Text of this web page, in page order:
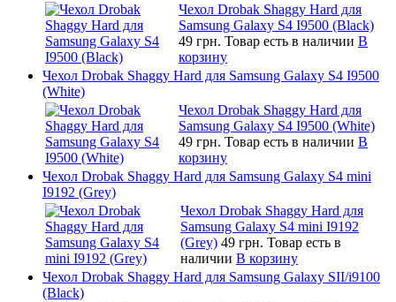
Чехол Drobak Shaggy Hard для
Samsung Galaxy S4 I9500 (Black)
49 грн. Товар есть в наличии В
корзину
Чехол Drobak Shaggy Hard для Samsung Galaxy S4 I9500
(White)
Чехол Drobak Shaggy Hard для
Samsung Galaxy S4 I9500 (White)
49 грн. Товар есть в наличии В
корзину
Чехол Drobak Shaggy Hard для Samsung Galaxy S4 mini
I9192 (Grey)
Чехол Drobak Shaggy Hard для
Samsung Galaxy S4 mini I9192
(Grey) 49 грн. Товар есть в
наличии В корзину
Чехол Drobak Shaggy Hard для Samsung Galaxy SII/i9100
(Black)